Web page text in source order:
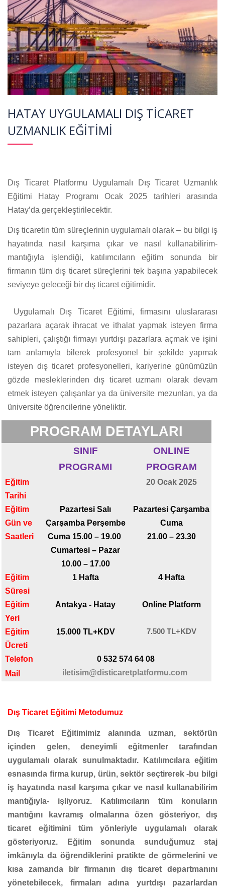
HATAY UYGULAMALI DIŞ TİCARET
UZMANLIK EĞİTİMİ
Dış Ticaret Platformu Uygulamalı Dış Ticaret Uzmanlık
Eğitimi Hatay Programı Ocak 2025 tarihleri arasında
Hatay’da gerçekleştirilecektir.
Dış ticaretin tüm süreçlerinin uygulamalı olarak – bu bilgi iş
hayatında nasıl karşıma çıkar ve nasıl kullanabilirim-
mantığıyla işlendiği, katılımcıların eğitim sonunda bir
firmanın tüm dış ticaret süreçlerini tek başına yapabilecek
seviyeye geleceği bir dış ticaret eğitimidir.
Uygulamalı Dış Ticaret Eğitimi, firmasını uluslararası
pazarlara açarak ihracat ve ithalat yapmak isteyen firma
sahipleri, çalıştığı firmayı yurtdışı pazarlara açmak ve işini
tam anlamıyla bilerek profesyonel bir şekilde yapmak
isteyen dış ticaret profesyonelleri, kariyerine günümüzün
gözde mesleklerinden dış ticaret uzmanı olarak devam
etmek isteyen çalışanlar ya da üniversite mezunları, ya da
üniversite öğrencilerine yöneliktir.
PROGRAM DETAYLARI
SINIF
PROGRAMI
ONLINE
PROGRAM
Eğitim
Tarihi
20 Ocak 2025
Eğitim
Gün ve
Saatleri
Pazartesi Salı
Çarşamba Perşembe
Cuma 15.00 – 19.00
Cumartesi – Pazar
10.00 – 17.00
Pazartesi Çarşamba
Cuma
21.00 – 23.30
Eğitim
Süresi
1 Hafta 4 Hafta
Eğitim
Yeri
Antakya - Hatay Online Platform
Eğitim
Ücreti
15.000 TL+KDV 7.500 TL+KDV
Telefon
0 532 574 64 08
iletisim@disticaretplatformu.com
Mail
Dış Ticaret Eğitimi Metodumuz
Dış Ticaret Eğitimimiz alanında uzman, sektörün
içinden gelen, deneyimli eğitmenler tarafından
uygulamalı olarak sunulmaktadır. Katılımcılara eğitim
esnasında firma kurup, ürün, sektör seçtirerek -bu bilgi
iş hayatında nasıl karşıma çıkar ve nasıl kullanabilirim
mantığıyla- işliyoruz. Katılımcıların tüm konuların
mantığını kavramış olmalarına özen gösteriyor, dış
ticaret eğitimini tüm yönleriyle uygulamalı olarak
gösteriyoruz. Eğitim sonunda sunduğumuz staj
imkânıyla da öğrendiklerini pratikte de görmelerini ve
kısa zamanda bir firmanın dış ticaret departmanını
yönetebilecek, firmaları adına yurtdışı pazarlardan